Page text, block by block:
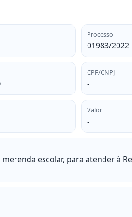
Processo
01983/2022
CPF/CNPJ
-
Valor
-
escolar, para atender à